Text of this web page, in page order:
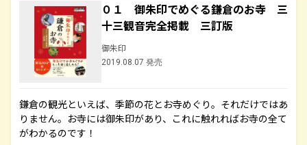
０１ 御朱印でめぐる鎌倉のお寺 三
十三観音完全掲載 三訂版
御朱印
2019.08.07 発売
鎌倉の観光といえば、季節の花とお寺めぐり。それだけではあ
りません。お寺には御朱印があり、これに触れればお寺の全て
がわかるのです！